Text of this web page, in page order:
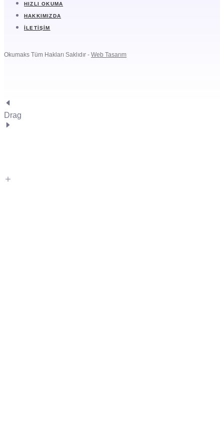
HIZLI OKUMA
HAKKIMIZDA
İLETIŞIM
Okumaks Tüm Hakları Saklıdır - Web Tasarım
Drag